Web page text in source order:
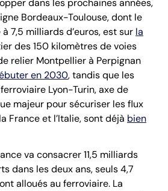
dans les prochaines années,
Bordeaux-Toulouse, dont le
7,5 milliards d’euros, est sur la
des 150 kilomètres de voies
relier Montpellier à Perpignan
en 2030, tandis que les
Lyon-Turin, axe de
majeur pour sécuriser les flux
France et l’Italie, sont déjà bien
va consacrer 11,5 milliards
dans les deux ans, seuls 4,7
alloués au ferroviaire. La